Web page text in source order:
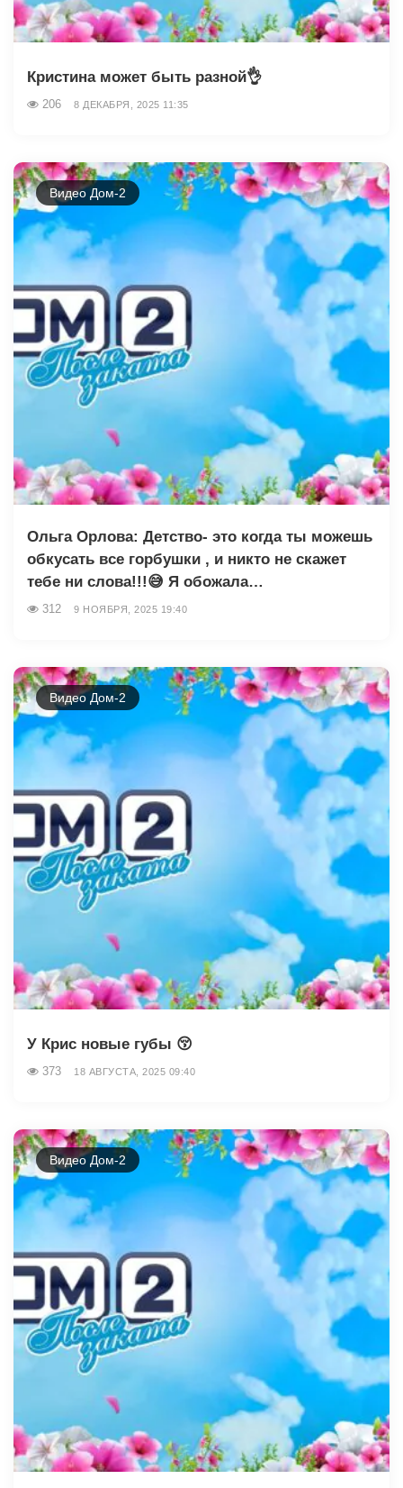
Кристина может быть разной👌
206 8 ДЕКАБРЯ, 2025 11:35
Видео Дом-2
Ольга Орлова: Детство- это когда ты можешь
обкусать все горбушки , и никто не скажет
тебе ни слова!!!😅 Я обожала…
312 9 НОЯБРЯ, 2025 19:40
Видео Дом-2
У Крис новые губы 😚
373 18 АВГУСТА, 2025 09:40
Видео Дом-2